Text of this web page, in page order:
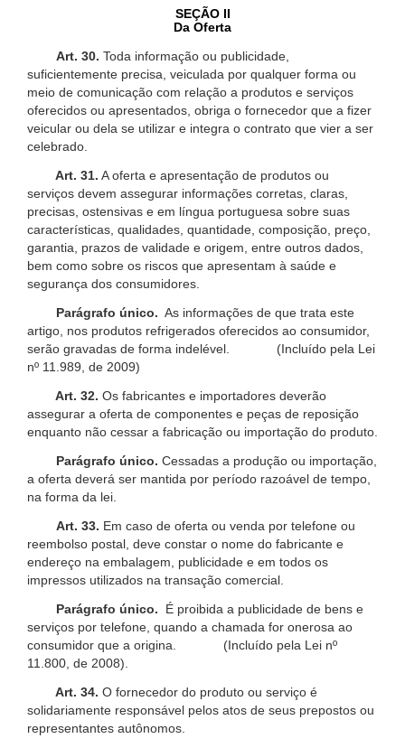
SEÇÃO II
Da Oferta
Art. 30. Toda informação ou publicidade,
suficientemente precisa, veiculada por qualquer forma ou
meio de comunicação com relação a produtos e serviços
oferecidos ou apresentados, obriga o fornecedor que a fizer
veicular ou dela se utilizar e integra o contrato que vier a ser
celebrado.
Art. 31. A oferta e apresentação de produtos ou
serviços devem assegurar informações corretas, claras,
precisas, ostensivas e em língua portuguesa sobre suas
características, qualidades, quantidade, composição, preço,
garantia, prazos de validade e origem, entre outros dados,
bem como sobre os riscos que apresentam à saúde e
segurança dos consumidores.
Parágrafo único. As informações de que trata este
artigo, nos produtos refrigerados oferecidos ao consumidor,
serão gravadas de forma indelével. (Incluído pela Lei
nº 11.989, de 2009)
Art. 32. Os fabricantes e importadores deverão
assegurar a oferta de componentes e peças de reposição
enquanto não cessar a fabricação ou importação do produto.
Parágrafo único. Cessadas a produção ou importação,
a oferta deverá ser mantida por período razoável de tempo,
na forma da lei.
Art. 33. Em caso de oferta ou venda por telefone ou
reembolso postal, deve constar o nome do fabricante e
endereço na embalagem, publicidade e em todos os
impressos utilizados na transação comercial.
Parágrafo único.
É proibida a publicidade de bens e
serviços por telefone, quando a chamada for onerosa ao
consumidor que a origina. (Incluído pela Lei nº
11.800, de 2008).
Art. 34. O fornecedor do produto ou serviço é
solidariamente responsável pelos atos de seus prepostos ou
representantes autônomos.